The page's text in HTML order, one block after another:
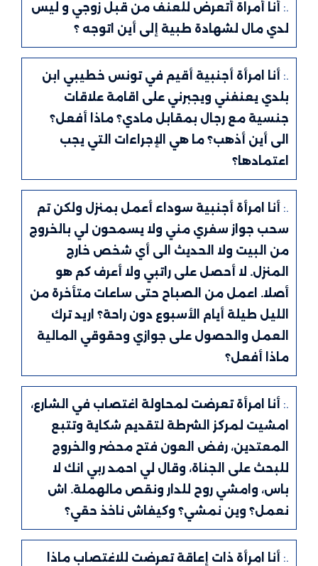
أنا أمراة أتعرض للعنف من قبل زوجي و ليس
لدي مال لشهادة طبية إلى أين اتوجه ؟
أنا امرأة أجنبية أقيم في تونس خطيبي ابن
بلدي يعنفني ويجبرني على اقامة علاقات
جنسية مع رجال بمقابل مادي؟ ماذا أفعل؟
الى أين أذهب؟ ما هي الإجراءات التي يجب
اعتمادها؟
أنا امرأة أجنبية سوداء أعمل بمنزل ولكن تم
سحب جواز سفري مني ولا يسمحون لي بالخروج
من البيت ولا الحديث الى أي شخص خارج
المنزل. لا أحصل على راتبي ولا أعرف كم هو
أصلا. اعمل من الصباح حتى ساعات متأخرة من
الليل طيلة أيام الأسبوع دون راحة؟ اريد ترك
العمل والحصول على جوازي وحقوقي المالية
ماذا أفعل؟
أنا امرأة تعرضت لمحاولة اغتصاب في الشارع،
امشيت لمركز الشرطة لتقديم شكاية وتتبع
المعتدين، رفض العون فتح محضر والخروج
للبحث على الجناة، وقال لي احمد ربي انك لا
باس، وامشي روح للدار ونقص مالهملة. اش
نعمل؟ وين نمشي؟ وكيفاش ناخذ حقي؟
أنا امرأة ذات إعاقة تعرضت للاغتصاب ماذا